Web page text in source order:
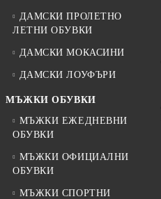
ДАМСКИ ПРОЛЕТНО
ЛЕТНИ ОБУВКИ
ДАМСКИ МОКАСИНИ
ДАМСКИ ЛОУФЪРИ
МЪЖКИ ОБУВКИ
МЪЖКИ ЕЖЕДНЕВНИ
ОБУВКИ
МЪЖКИ ОФИЦИАЛНИ
ОБУВКИ
МЪЖКИ СПОРТНИ